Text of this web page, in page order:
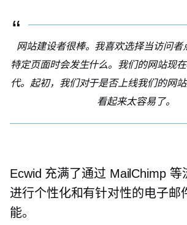
网站建设者很棒。我喜欢选择当访问者
特定页面时会发生什么。我们的网站现
代。起初，我们对于是否上线我们的网
看起来太容易了。
Ecwid 充满了通过 MailChimp 等
进行个性化和有针对性的电子邮
能。